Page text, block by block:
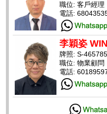
職位: 客戶經理
電話:
李穎姿
牌照: S-465785
職位: 物業顧問
電話: